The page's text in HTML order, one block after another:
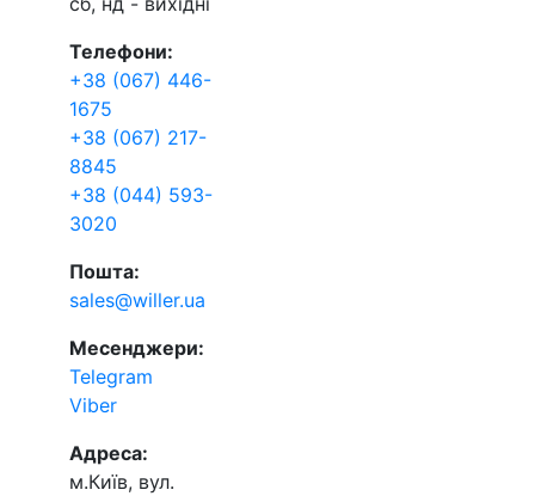
Телефони:
+38 (067) 446-
1675
+38 (067) 217-
8845
+38 (044) 593-
3020
Пошта:
sales@willer.ua
Месенджери:
Telegram
Viber
Адреса:
м.Київ, вул.